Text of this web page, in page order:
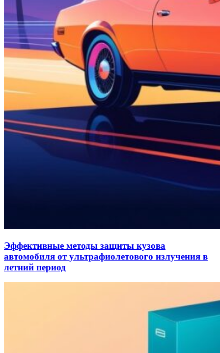
Эффективные методы защиты кузова
автомобиля от ультрафиолетового излучения в
летний период